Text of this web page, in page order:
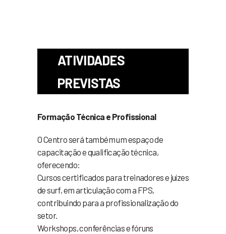
ATIVIDADES
PREVISTAS
Formação Técnica e Profissional
O Centro será também um espaço de
capacitação e qualificação técnica,
oferecendo:
Cursos certificados para treinadores e juízes
de surf, em articulação com a FPS,
contribuindo para a profissionalização do
setor.
Workshops, conferências e fóruns